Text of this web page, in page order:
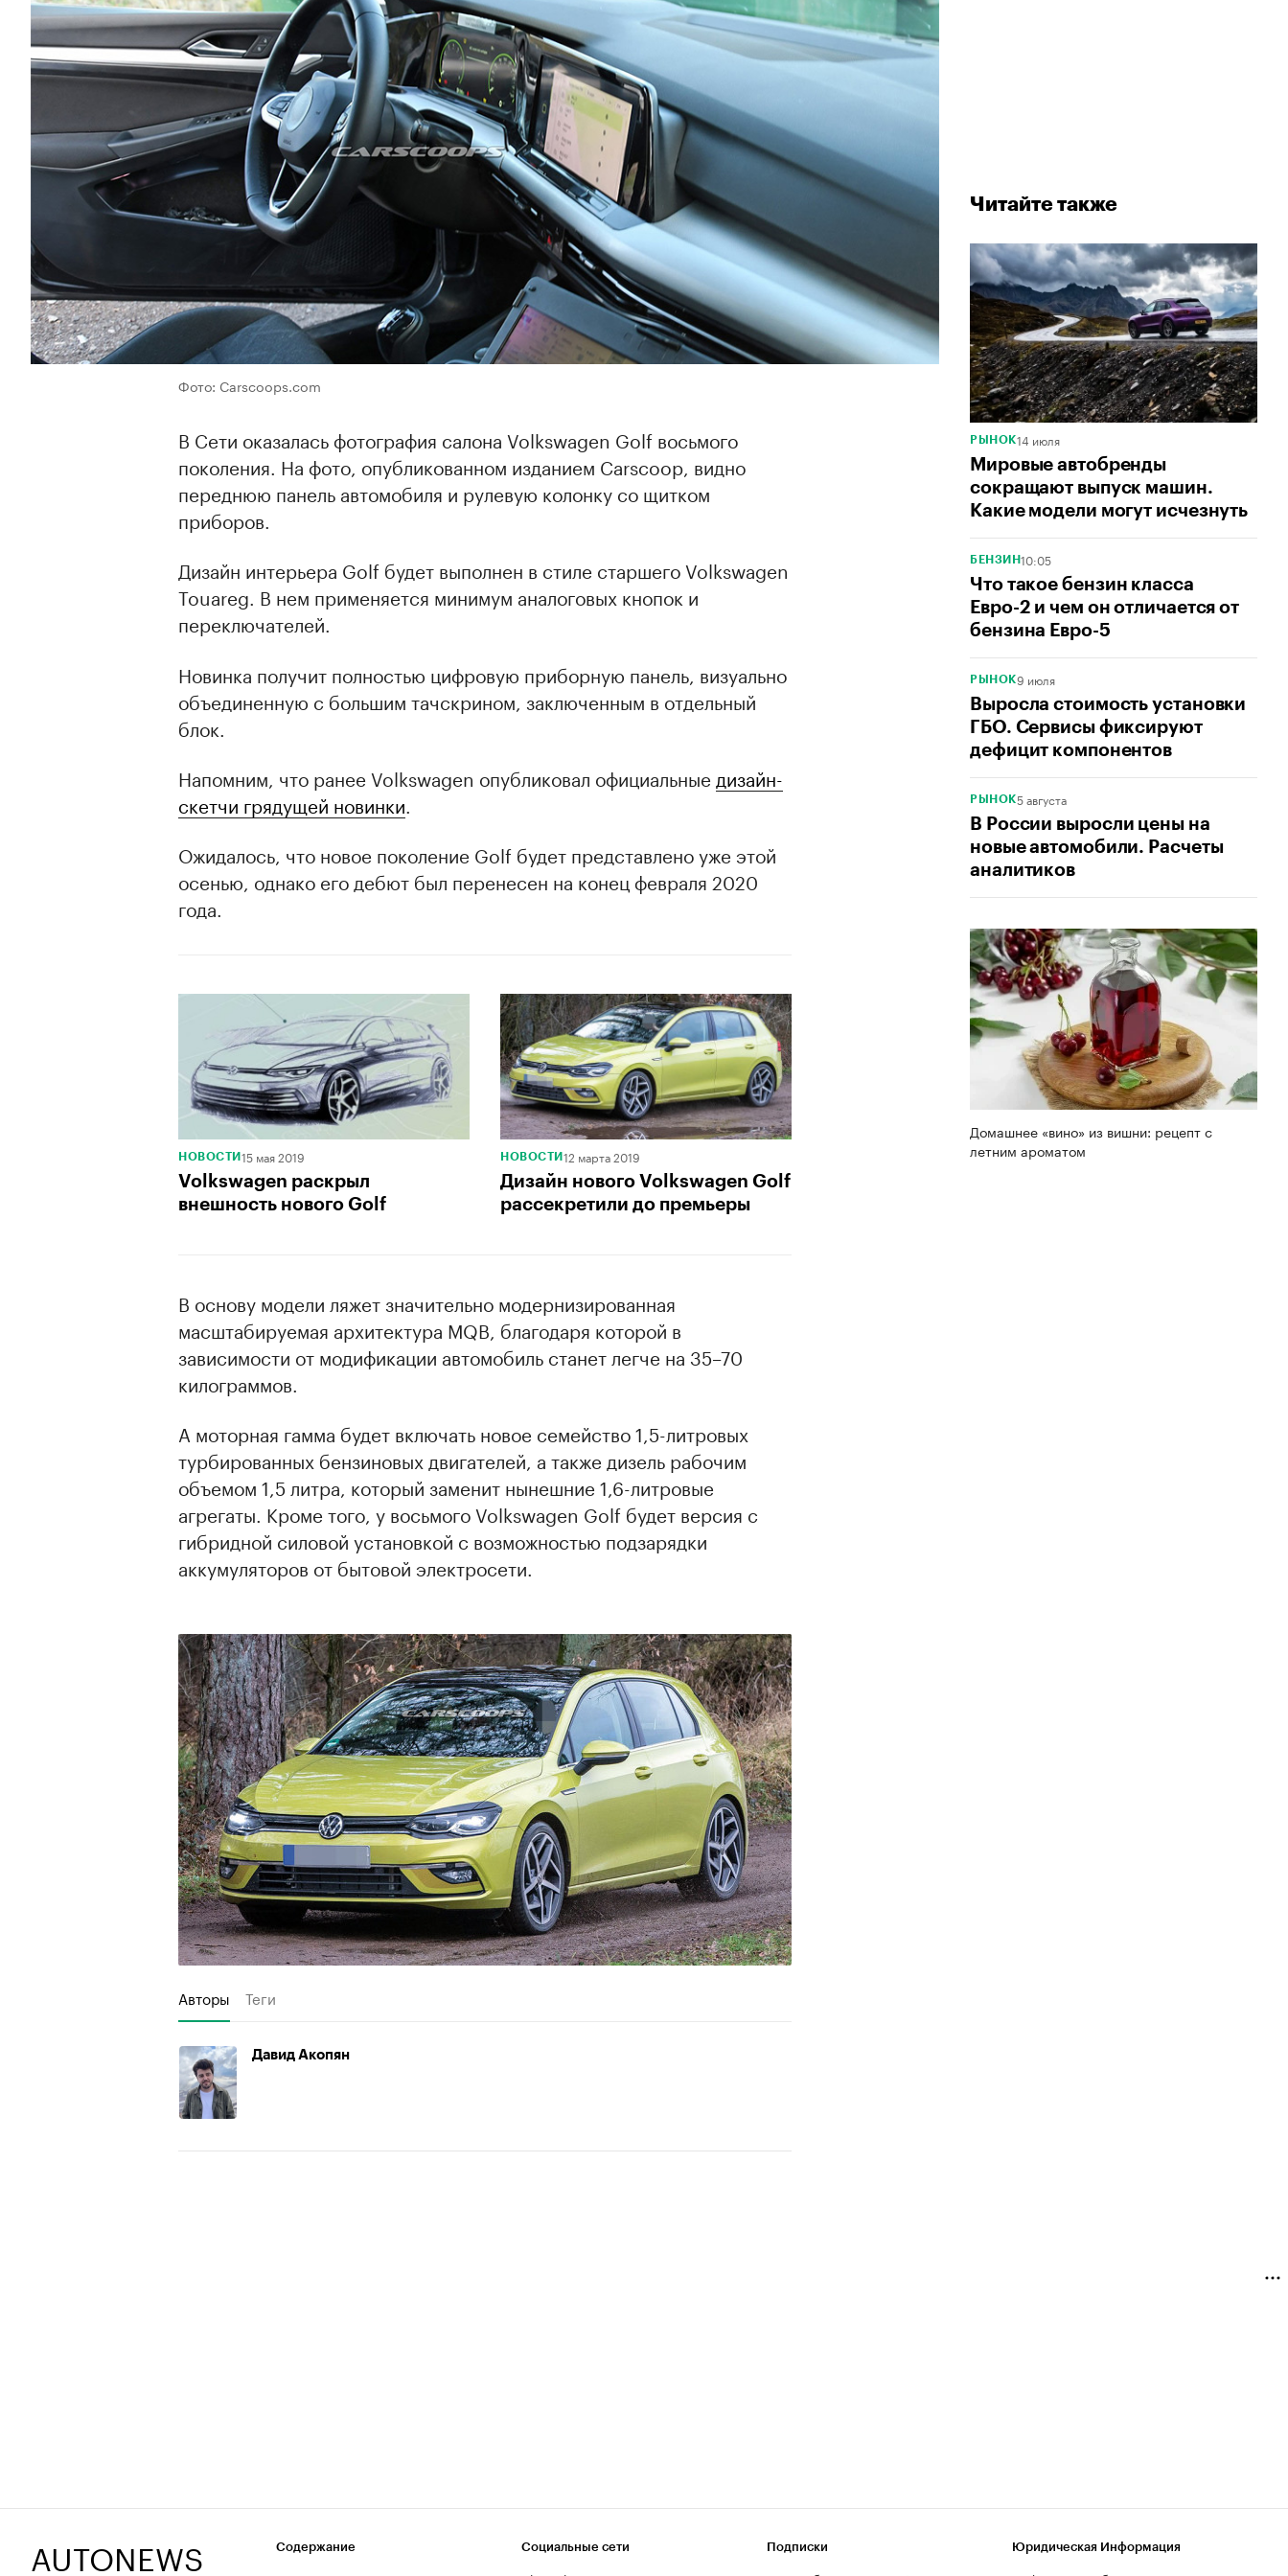
Читайте также
РЫНОК14 июля
Мировые автобренды
сокращают выпуск машин.
Какие модели могут исчезнуть
БЕНЗИН10:05
Что такое бензин класса
Евро-2 и чем он отличается от
бензина Евро-5
РЫНОК9 июля
Выросла стоимость установки
ГБО. Сервисы фиксируют
дефицит компонентов
РЫНОК5 августа
В России выросли цены на
новые автомобили. Расчеты
аналитиков
Домашнее «вино» из вишни: рецепт с
летним ароматом
Фото: Carscoops.com
В Сети оказалась фотография салона Volkswagen Golf восьмого
поколения. На фото, опубликованном изданием Carscoop, видно
переднюю панель автомобиля и рулевую колонку со щитком
приборов.
Дизайн интерьера Golf будет выполнен в стиле старшего Volkswagen
Touareg. В нем применяется минимум аналоговых кнопок и
переключателей.
Новинка получит полностью цифровую приборную панель, визуально
объединенную с большим тачскрином, заключенным в отдельный
блок.
Напомним, что ранее Volkswagen опубликовал официальные дизайн-
скетчи грядущей новинки.
Ожидалось, что новое поколение Golf будет представлено уже этой
осенью, однако его дебют был перенесен на конец февраля 2020
года.
НОВОСТИ 15 мая 2019
Volkswagen раскрыл
внешность нового Golf
НОВОСТИ 12 марта 2019
Дизайн нового Volkswagen Golf
рассекретили до премьеры
В основу модели ляжет значительно модернизированная
масштабируемая архитектура MQB, благодаря которой в
зависимости от модификации автомобиль станет легче на 35–70
килограммов.
А моторная гамма будет включать новое семейство 1,5-литровых
турбированных бензиновых двигателей, а также дизель рабочим
объемом 1,5 литра, который заменит нынешние 1,6-литровые
агрегаты. Кроме того, у восьмого Volkswagen Golf будет версия с
гибридной силовой установкой с возможностью подзарядки
аккумуляторов от бытовой электросети.
Авторы Теги
Давид Акопян
AUTONEWS Содержание Социальные сети Подписки Юридическая Информация